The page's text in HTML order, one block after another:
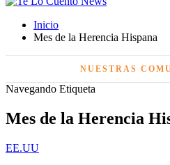
Inicio
Mes de la Herencia Hispana
NUESTRAS
Navegando Etiqueta
Mes de la Herencia
EE.UU